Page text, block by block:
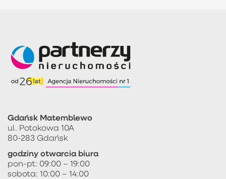
Gdańsk Matemblewo
ul. Potokowa 10A
80-283 Gdańsk
godziny otwarcia biura
pon-pt: 09:00 – 19:00
sobota: 10:00 – 14:00